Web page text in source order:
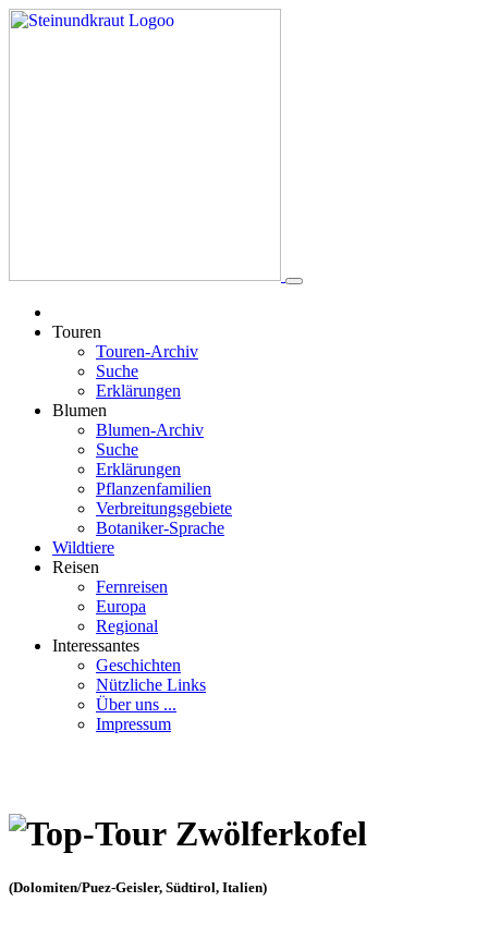
Touren
Touren-Archiv
Suche
Erklärungen
Blumen
Blumen-Archiv
Suche
Erklärungen
Pflanzenfamilien
Verbreitungsgebiete
Botaniker-Sprache
Wildtiere
Reisen
Fernreisen
Europa
Regional
Interessantes
Geschichten
Nützliche Links
Über uns ...
Impressum
Zwölferkofel
(Dolomiten/Puez-Geisler, Südtirol, Italien)